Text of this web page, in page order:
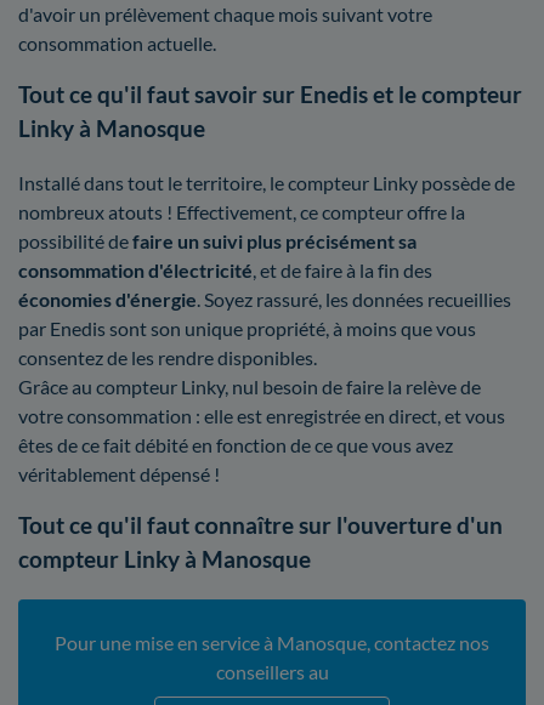
d'avoir un prélèvement chaque mois suivant votre
consommation actuelle.
Tout ce qu'il faut savoir sur Enedis et le compteur
Linky à Manosque
Installé dans tout le territoire, le compteur Linky possède de
nombreux atouts ! Effectivement, ce compteur offre la
possibilité defaire un suivi plus précisément sa
consommation d'électricité , et de faire à la fin des
économies d'énergie . Soyez rassuré, les données recueillies
par Enedis sont son unique propriété, à moins que vous
consentez de les rendre disponibles.
Grâce au compteur Linky, nul besoin de faire la relève de
votre consommation : elle est enregistrée en direct, et vous
êtes de ce fait débité en fonction de ce que vous avez
véritablement dépensé !
Tout ce qu'il faut connaître sur l'ouverture d'un
compteur Linky à Manosque
Pour une mise en service à Manosque, contactez nos
conseillers au